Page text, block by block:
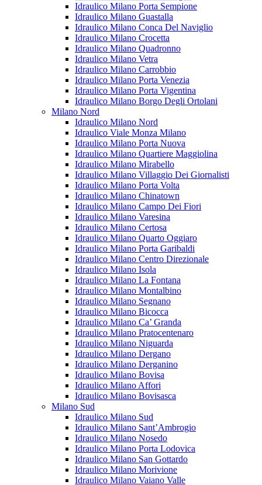
Idraulico Milano Porta Sempione
Idraulico Milano Guastalla
Idraulico Milano Conca Del Naviglio
Idraulico Milano Crocetta
Idraulico Milano Quadronno
Idraulico Milano Vetra
Idraulico Milano Carrobbio
Idraulico Milano Porta Venezia
Idraulico Milano Porta Vigentina
Idraulico Milano Borgo Degli Ortolani
Milano Nord
Idraulico Milano Nord
Idraulico Viale Monza Milano
Idraulico Milano Porta Nuova
Idraulico Milano Quartiere Maggiolina
Idraulico Milano Mirabello
Idraulico Milano Villaggio Dei Giornalisti
Idraulico Milano Porta Volta
Idraulico Milano Chinatown
Idraulico Milano Campo Dei Fiori
Idraulico Milano Varesina
Idraulico Milano Certosa
Idraulico Milano Quarto Oggiaro
Idraulico Milano Porta Garibaldi
Idraulico Milano Centro Direzionale
Idraulico Milano Isola
Idraulico Milano La Fontana
Idraulico Milano Montalbino
Idraulico Milano Segnano
Idraulico Milano Bicocca
Idraulico Milano Ca’ Granda
Idraulico Milano Pratocentenaro
Idraulico Milano Niguarda
Idraulico Milano Dergano
Idraulico Milano Derganino
Idraulico Milano Bovisa
Idraulico Milano Affori
Idraulico Milano Bovisasca
Milano Sud
Idraulico Milano Sud
Idraulico Milano Sant’Ambrogio
Idraulico Milano Nosedo
Idraulico Milano Porta Lodovica
Idraulico Milano San Gottardo
Idraulico Milano Morivione
Idraulico Milano Vaiano Valle